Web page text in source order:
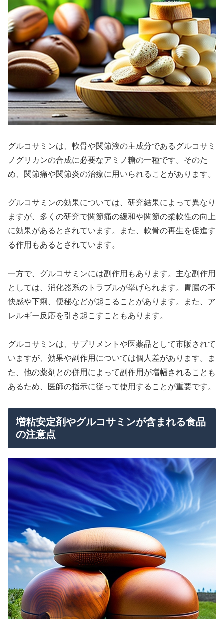
グルコサミンは、軟骨や関節液の主成分であるグルコサミ
ノグリカンの合成に必要なアミノ糖の一種です。そのた
め、関節痛や関節炎の治療に用いられることがあります。
グルコサミンの効果については、研究結果によって異なり
ますが、多くの研究で関節痛の緩和や関節の柔軟性の向上
に効果があるとされています。また、軟骨の再生を促進す
る作用もあるとされています。
一方で、グルコサミンには副作用もあります。主な副作用
としては、消化器系のトラブルが挙げられます。胃腸の不
快感や下痢、便秘などが起こることがあります。また、ア
レルギー反応を引き起こすこともあります。
グルコサミンは、サプリメントや医薬品として市販されて
いますが、効果や副作用については個人差があります。ま
た、他の薬剤との併用によって副作用が増幅されることも
あるため、医師の指示に従って使用することが重要です。
増粘安定剤やグルコサミンが含まれる食品
の注意点